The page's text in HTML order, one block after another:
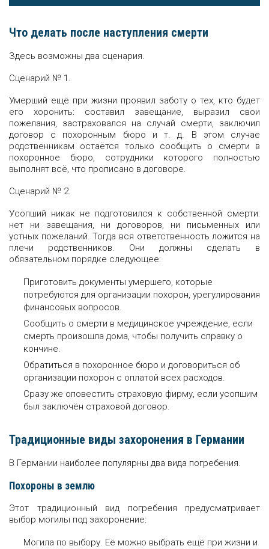
Что делать после наступления смерти
Здесь возможны два сценария.
Сценарий № 1.
Умерший ещё при жизни проявил заботу о тех, кто будет
его хоронить: составил завещание, выразил свои
пожелания, застраховался на случай смерти, заключил
договор с похоронным бюро и т. д. В этом случае
родственникам остаётся только сообщить о смерти в
похоронное бюро, сотрудники которого полностью
выполнят всё, что прописано в договоре.
Сценарий № 2.
Усопший никак не подготовился к собственной смерти:
нет ни завещания, ни договоров, ни письменных или
устных пожеланий. Тогда вся ответственность ложится на
плечи родственников. Они должны сделать в
обязательном порядке следующее:
Приготовить документы умершего, которые
потребуются для организации похорон, урегулирования
финансовых вопросов.
Сообщить о смерти в медицинское учреждение, если
смерть произошла дома, чтобы получить справку о
кончине.
Обратиться в похоронное бюро и договориться об
организации похорон с оплатой всех расходов.
Сразу же оповестить страховую фирму, если усопшим
был заключён страховой договор.
Традиционные виды захоронения в Германии
В Германии наиболее популярны два вида погребения.
Похороны в землю
Этот традиционный вид погребения предусматривает
выбор могилы под захоронение:
Могила по выбору. Её можно выбрать ещё при жизни и